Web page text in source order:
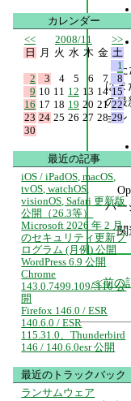
た
はま
の最
ョン
バー
関
前の
カレンダー
<<
2008/11
>>
日
月 火 水 木 金 土
1
2
3 4 5 6 7
8
9 10 11 12 13 14 15
16 17 18 19 20 21 22
23 24 25 26 27 28 29
30
最近の記事
iOS / iPadOS, macOS,
tvOS, watchOS,
visionOS, Safari 更新版
公開（26.3等）
Microsoft 2026 年 2 月
のセキュリティ更新プ
ログラム (月例) 公開
WordPress 6.9 公開
Chrome
143.0.7499.109/.110 公
開
Firefox 146.0 / ESR
140.6.0 / ESR
115.31.0、Thunderbird
146 / 140.6.0esr 公開
最近のトラックバック
ランサムウェア